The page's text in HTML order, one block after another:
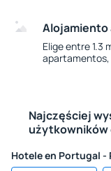
Elige entre 1.3
Najczęściej
użytkowników
Hotele en Portugal